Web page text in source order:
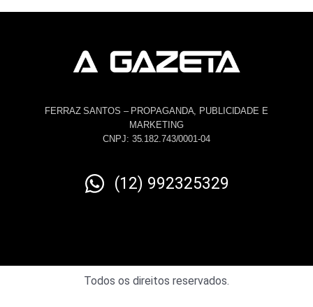
FERRAZ SANTOS – PROPAGANDA, PUBLICIDADE E
MARKETING
CNPJ: 35.182.743/0001-04
(12) 992325329
Todos os direitos reservados.